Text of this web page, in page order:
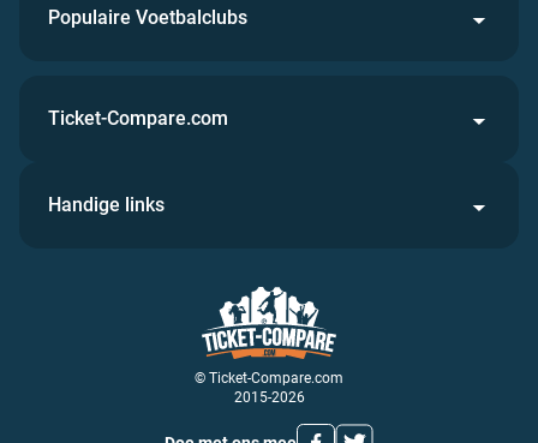
Populaire Voetbalclubs
© Ticket-Compare.com
2015-2026
Ticket-Compare.com
Handige links